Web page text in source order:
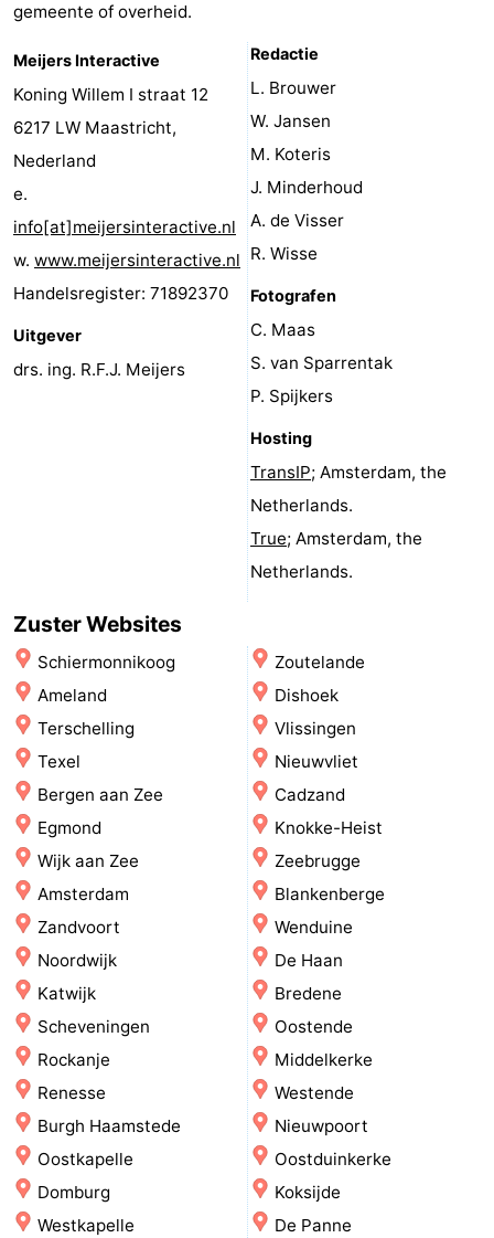
&
doen
Bezienswaardigheden
-
Musea
-
Monumenten
-
Uitkijkpunten
Attracties
-
Speeltuinen
Natuur
Wandelen
-
Paardrijden
-
Wadlopen
Dokter
Deen
Eten
en
drinken
Zeehonden
Vuurtoren
Evenementen
Praktisch
Forum
Route
-
Boot
Waddenhoppen
Reisboekenwinkel
gemeente of overheid.
Meijers Interactive
Koning Willem I straat 12
6217 LW Maastricht,
Nederland
e.
info[at]meijersinteractive.nl
w. www.meijersinteractive.nl
Handelsregister: 71892370
Uitgever
drs. ing. R.F.J. Meijers
Redactie
L. Brouwer
W. Jansen
M. Koteris
J. Minderhoud
A. de Visser
R. Wisse
Fotografen
C. Maas
S. van Sparrentak
P. Spijkers
Hosting
TransIP; Amsterdam, the
Netherlands.
True; Amsterdam, the
Netherlands.
Zuster Websites
Schiermonnikoog
Ameland
Terschelling
Texel
Bergen aan Zee
Egmond
Wijk aan Zee
Amsterdam
Zandvoort
Noordwijk
Katwijk
Scheveningen
Rockanje
Renesse
Burgh Haamstede
Oostkapelle
Domburg
Westkapelle
Zoutelande
Dishoek
Vlissingen
Nieuwvliet
Cadzand
Knokke-Heist
Zeebrugge
Blankenberge
Wenduine
De Haan
Bredene
Oostende
Middelkerke
Westende
Nieuwpoort
Oostduinkerke
Koksijde
De Panne